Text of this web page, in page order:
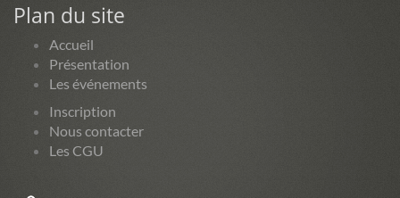
Plan du site
Accueil
Présentation
Les événements
Inscription
Nous contacter
Les CGU